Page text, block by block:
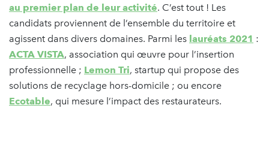
au premier plan de leur activité. C’est tout ! Les
candidats proviennent de l’ensemble du territoire et
agissent dans divers domaines. Parmi les lauréats 2021 :
ACTA VISTA, association qui œuvre pour l’insertion
professionnelle ; Lemon Tri, startup qui propose des
solutions de recyclage hors-domicile ; ou encore
Ecotable, qui mesure l’impact des restaurateurs.